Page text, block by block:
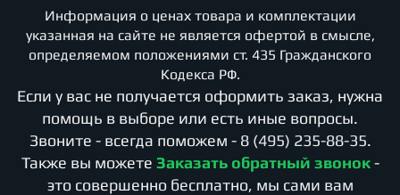
Информация о ценах товара и комплектации
указанная на сайте не является офертой в смысле,
определяемом положениями ст. 435 Гражданского
Кодекса РФ.
Если у вас не получается оформить заказ, нужна
помощь в выборе или есть иные вопросы.
Звоните - всегда поможем - 8 (495) 235-88-35.
Также вы можете Заказать обратный звонок -
это совершенно бесплатно, мы сами вам